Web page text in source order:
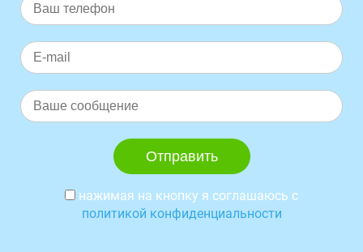
нажимая на кнопку я соглашаюсь с
политикой конфиденциальности